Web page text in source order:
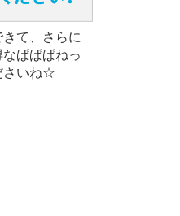
て、さらに
ぱぱぱねっ
さいね☆